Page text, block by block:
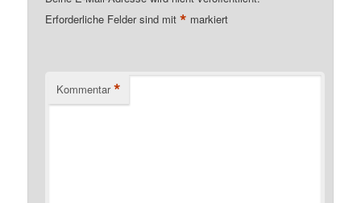
Erforderliche Felder sind mit* markiert
Kommentar *